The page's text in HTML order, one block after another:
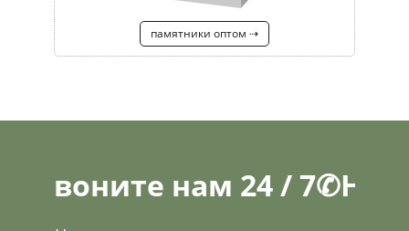
памятники оптом ⇢
нам 24 / 7 ✆Не